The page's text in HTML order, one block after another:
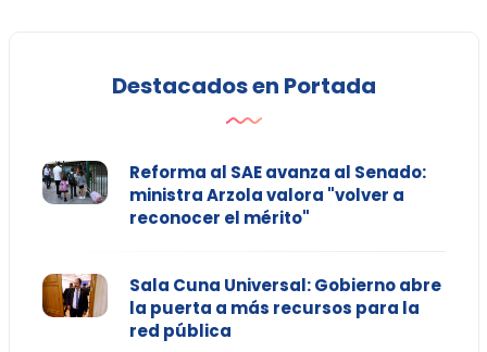
Destacados en Portada
Reforma al SAE avanza al Senado:
ministra Arzola valora "volver a
reconocer el mérito"
Sala Cuna Universal: Gobierno abre
la puerta a más recursos para la
red pública